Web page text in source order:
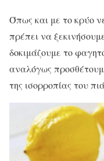
Όπως και με το κρύο
πρέπει να
δοκιμάζουμε το
αναλόγως
της ισορροπίας του